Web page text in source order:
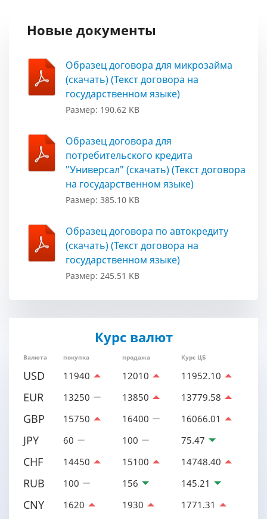
Новые документы
Образец договора для микрозайма
(скачать) (Текст договора на
государственном языке)
Размер: 190.62 KB
Образец договора для
потребительского кредита
"Универсал" (скачать) (Текст договора
на государственном языке)
Размер: 385.10 KB
Образец договора по автокредиту
(скачать) (Текст договора на
государственном языке)
Размер: 245.51 KB
Курс валют
Валюта покупка продажа Курс ЦБ
USD 11940 12010 11952.10
EUR 13250 13850 13779.58
GBP 15750 16400 16066.01
JPY 60 100 75.47
CHF 14450 15100 14748.40
RUB 100 156 145.21
CNY 1620 1930 1771.31